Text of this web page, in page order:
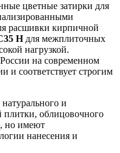
цветные затирки для
расшивки кирпичной
Ндля межплиточных
нагрузкой.
на современном
и соответствует строгим
и
плитки, облицовочного
но имеют
нанесения и